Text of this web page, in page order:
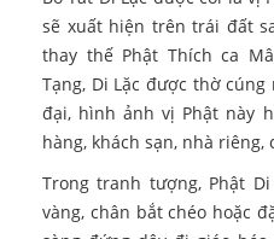
sẽ xuất hiện trên trái đất
thay thế Phật Thích ca
Tạng, Di Lặc được thờ
đại, hình ảnh vị Phật này
hàng, khách sạn, nhà riêng,
Trong tranh tượng, Phật
vàng, chân bắt chéo hoặc